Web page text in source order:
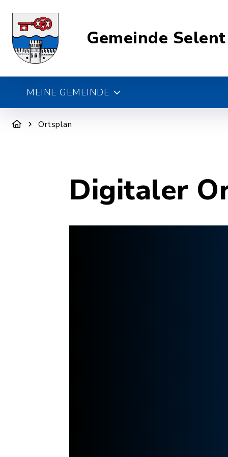
Gemeinde Selent
MEINE GEMEINDE
Ortsplan
Digitaler